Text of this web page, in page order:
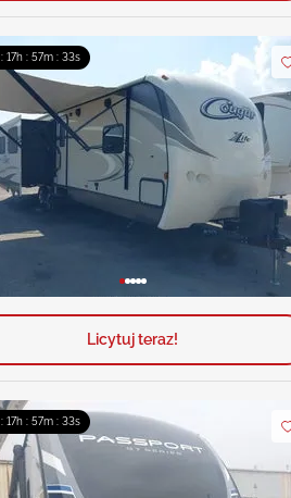
17h : 57m : 32s
Licytuj teraz!
17h : 57m : 32s